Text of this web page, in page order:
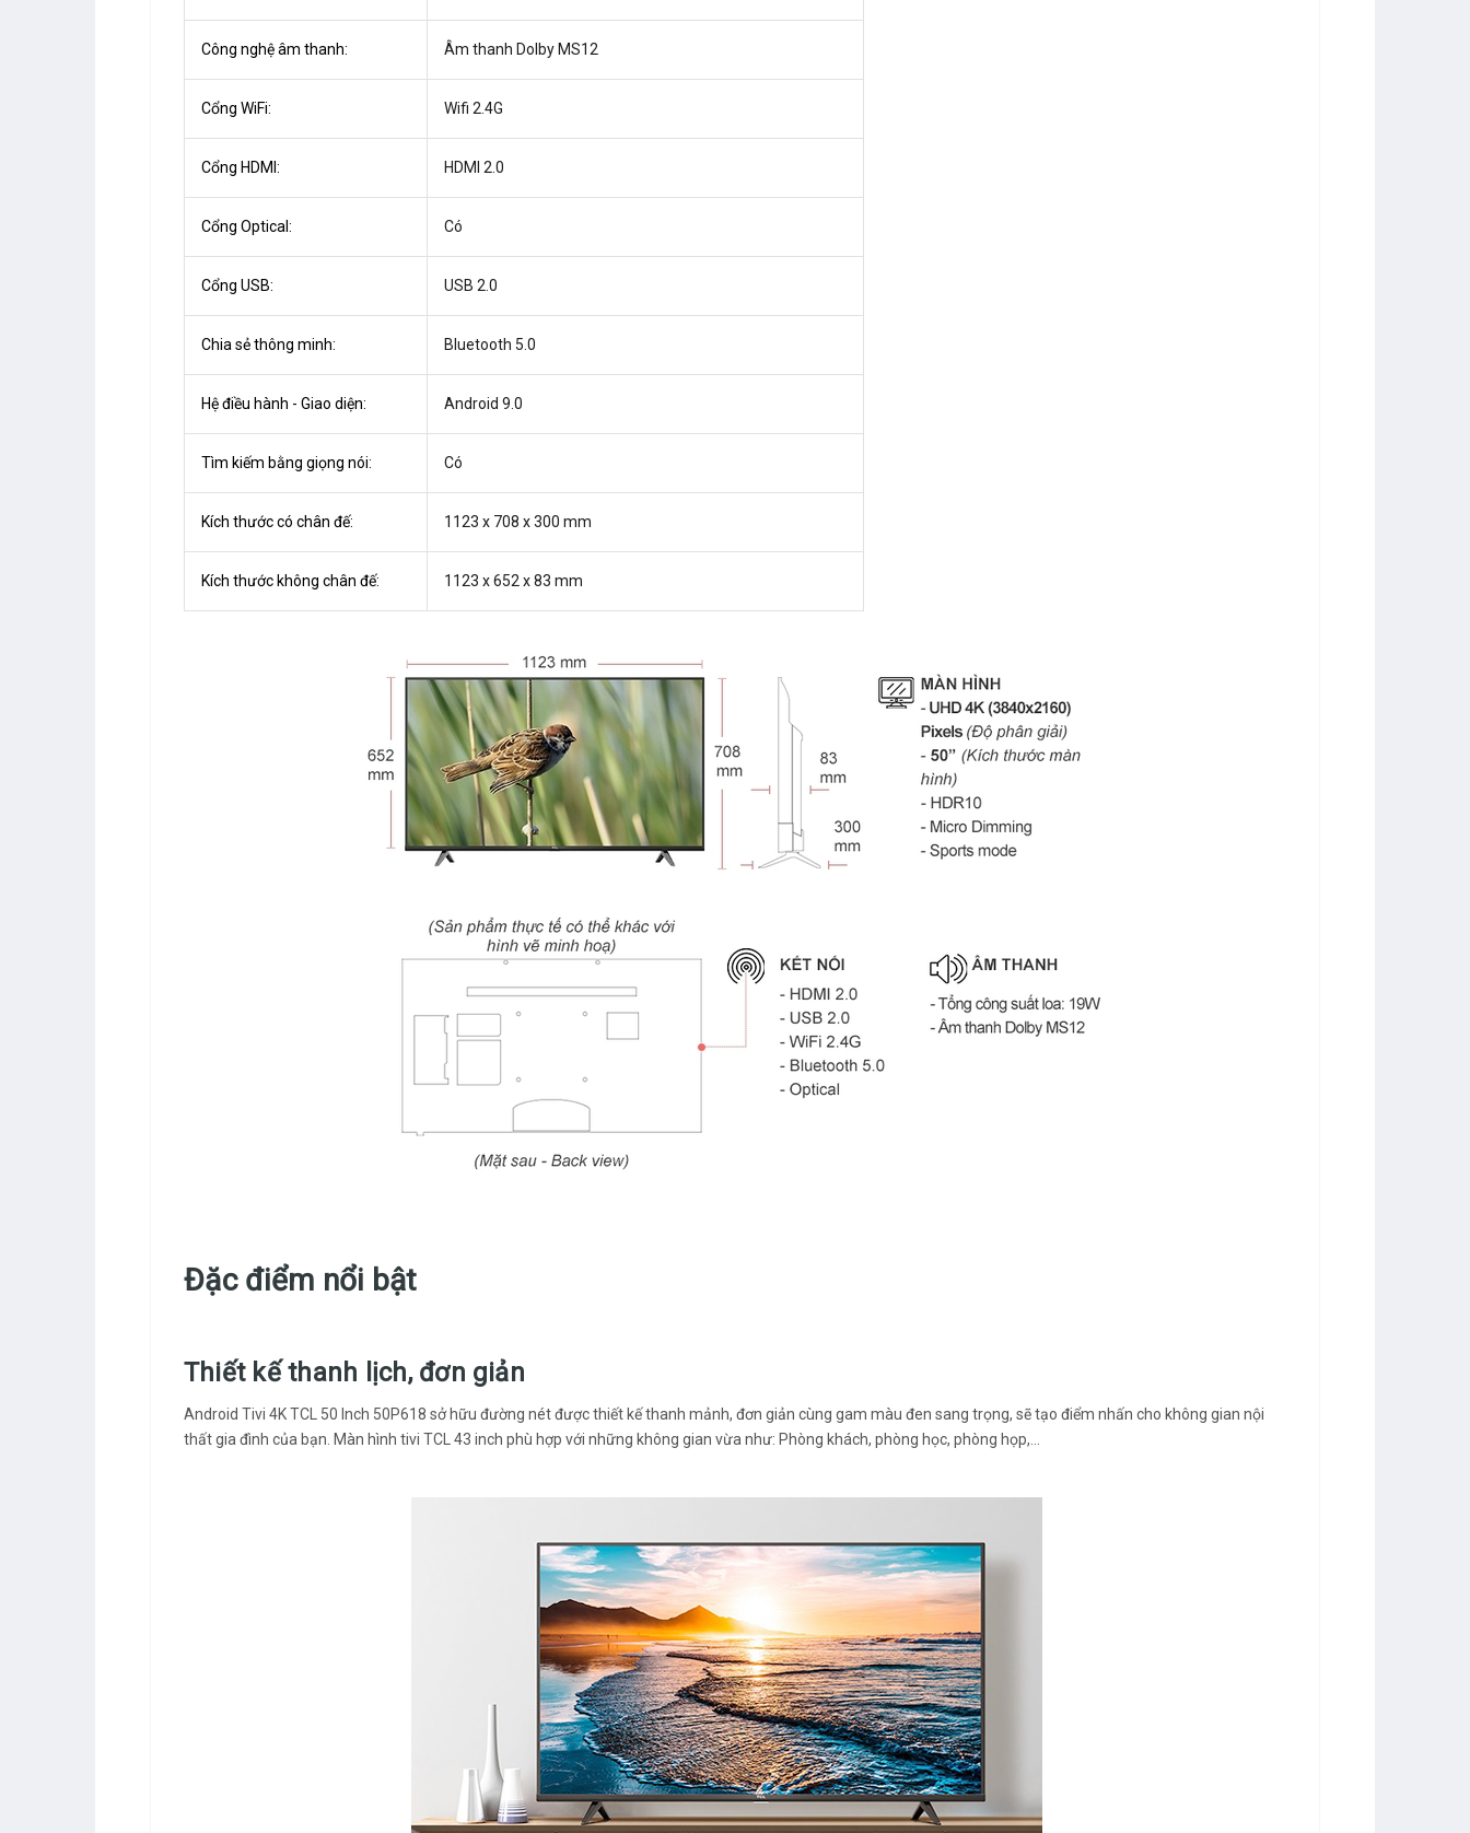
Công nghệ âm thanh: Âm thanh Dolby MS12
Cổng WiFi: Wifi 2.4G
Cổng HDMI: HDMI 2.0
Cổng Optical: Có
Cổng USB: USB 2.0
Chia sẻ thông minh: Bluetooth 5.0
Hệ điều hành - Giao diện: Android 9.0
Tìm kiếm bằng giọng nói: Có
Kích thước có chân đế: 1123 x 708 x 300 mm
Kích thước không chân đế: 1123 x 652 x 83 mm
Đặc điểm nổi bật
Thiết kế thanh lịch, đơn giản
Android Tivi 4K TCL 50 Inch 50P618 sở hữu đường nét được thiết kế thanh mảnh, đơn giản cùng gam màu đen sang trọng, sẽ tạo điểm nhấn cho không gian nội
thất gia đình của bạn. Màn hình tivi TCL 43 inch phù hợp với những không gian vừa như: Phòng khách, phòng học, phòng họp,...